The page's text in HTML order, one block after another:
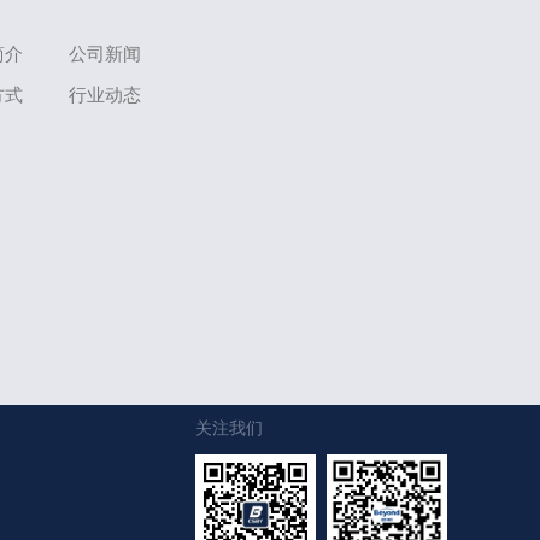
式
公司新闻
行业动态
关注我们